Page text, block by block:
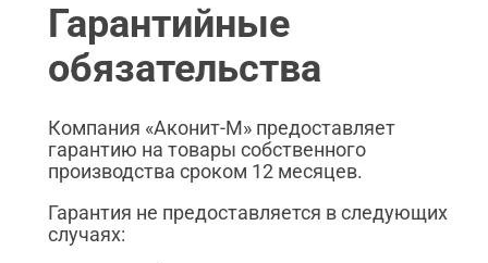
Гарантийные
обязательства
Компания «Аконит-М» предоставляет
гарантию на товары собственного
производства сроком 12 месяцев.
Гарантия не предоставляется в следующих
случаях: